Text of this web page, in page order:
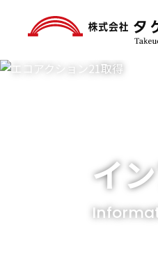
イ